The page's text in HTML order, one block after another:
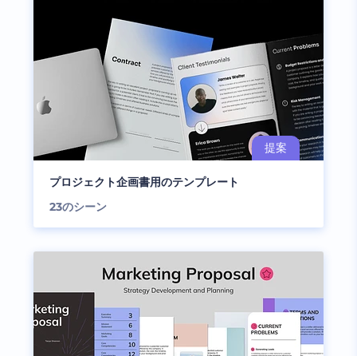
プロジェクト企画書用のテンプレート
23のシーン